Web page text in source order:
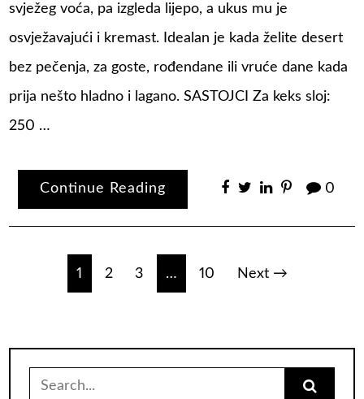
svježeg voća, pa izgleda lijepo, a ukus mu je
osvježavajući i kremast. Idealan je kada želite desert
bez pečenja, za goste, rođendane ili vruće dane kada
prija nešto hladno i lagano. SASTOJCI Za keks sloj:
250 …
Continue Reading 0
Posts1 2 3 … 10 Next →
Search